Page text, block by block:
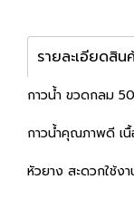
รายละเอียดสิน
กาวน้ำ ขวดกลม
กาวน้ำคุณภาพดี เ
หัวยาง สะดวกใช้ง